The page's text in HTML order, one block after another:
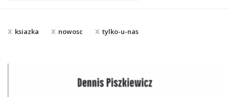
ksiazka nowosc tylko-u-nas